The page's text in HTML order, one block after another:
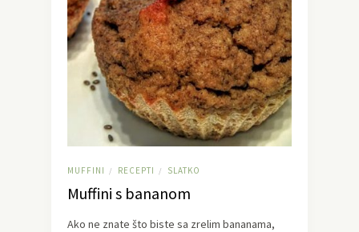
MUFFINI / RECEPTI / SLATKO
Muffini s bananom
Ako ne znate što biste sa zrelim bananama,